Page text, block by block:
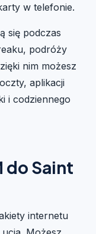
w telefonie.
się podczas
podróży
nim możesz
aplikacji
i codziennego
do Saint
internetu